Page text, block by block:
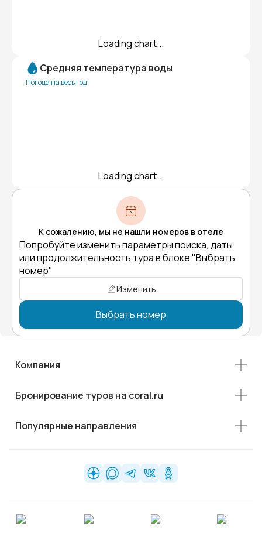
Loading chart...
Средняя температура воды
Погода на весь год
Loading chart...
К сожалению, мы не нашли номеров в отеле
Попробуйте изменить параметры поиска, даты
или продолжительность тура в блоке "Выбрать
номер"
Изменить
Выбрать номер
Компания
Бронирование туров на coral.ru
Популярные направления